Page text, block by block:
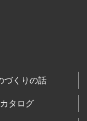
づくりの話
カタログ